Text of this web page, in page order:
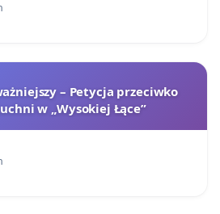
– Petycja przeciwko
w „Wysokiej Łące”